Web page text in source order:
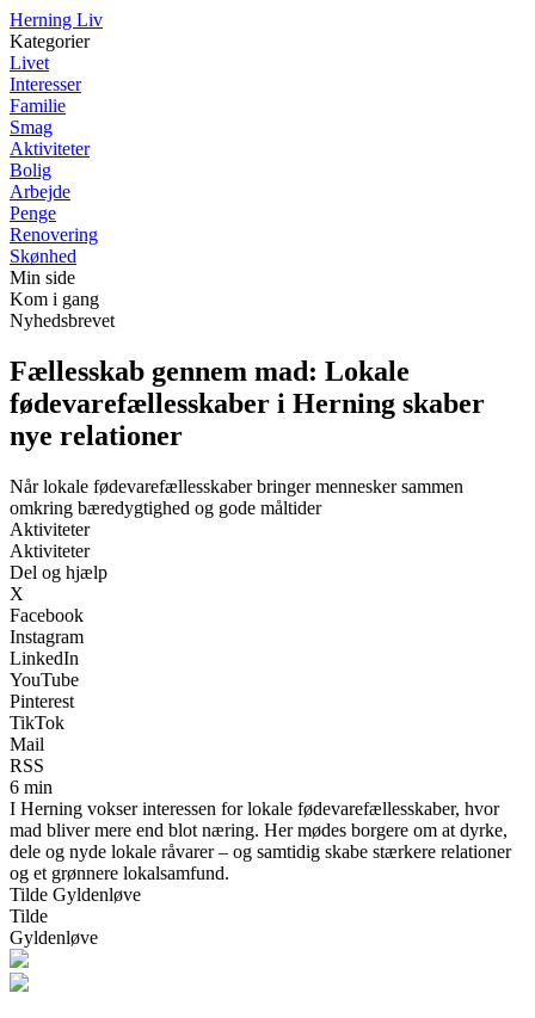
Herning Liv
Kategorier
Livet
Interesser
Familie
Smag
Aktiviteter
Bolig
Arbejde
Penge
Renovering
Skønhed
Min side
Kom i gang
Nyhedsbrevet
Fællesskab gennem mad: Lokale
fødevarefællesskaber i Herning skaber
nye relationer
Når lokale fødevarefællesskaber bringer mennesker sammen
omkring bæredygtighed og gode måltider
Aktiviteter
Aktiviteter
Del og hjælp
X
Facebook
Instagram
LinkedIn
YouTube
Pinterest
TikTok
Mail
RSS
6 min
I Herning vokser interessen for lokale fødevarefællesskaber, hvor
mad bliver mere end blot næring. Her mødes borgere om at dyrke,
dele og nyde lokale råvarer – og samtidig skabe stærkere relationer
og et grønnere lokalsamfund.
Tilde Gyldenløve
Tilde
Gyldenløve